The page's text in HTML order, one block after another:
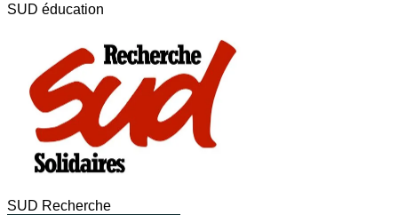
SUD éducation
SUD Recherche